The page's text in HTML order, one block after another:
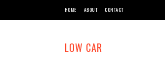
HOME ABOUT CONTACT
LOW CAR